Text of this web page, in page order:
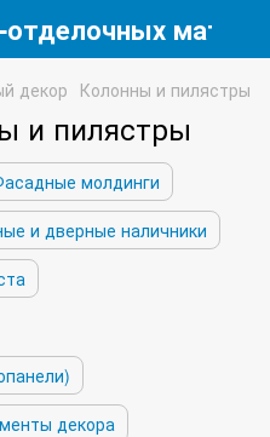
декор Колонны и пилястры
и пилястры
молдинги
и дверные наличники
декора